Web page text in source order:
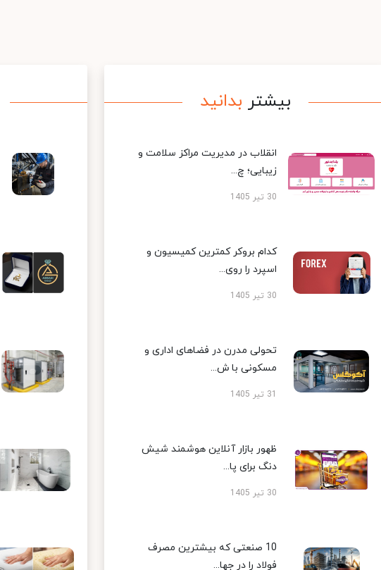
بیشتر بدانید
انقلاب در مدیریت مراکز سلامت و
زیبایی؛ چ...
30 تیر 1405
کدام بروکر کمترین کمیسیون و
اسپرد را روی...
30 تیر 1405
تحولی مدرن در فضاهای اداری و
مسکونی با ش...
31 تیر 1405
ظهور بازار آنلاین هوشمند شیش
دنگ برای پا...
30 تیر 1405
10 صنعتی که بیشترین مصرف
فولاد را در جها...